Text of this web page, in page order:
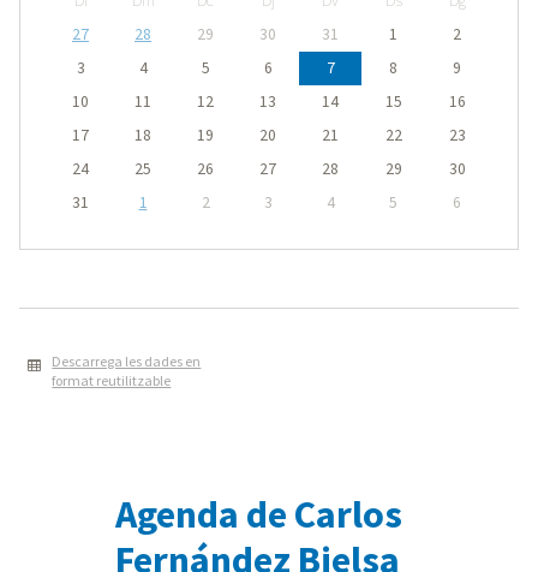
27
28 29 30 31 1
2
3
4 5 6 7 8
9
10
11 12 13 14 15
16
17
18 19 20 21 22
23
24
25 26 27 28 29
30
31
1 2 3 4 5 6
Descarrega les dades en
format reutilitzable
Agenda de Carlos
Fernández Bielsa